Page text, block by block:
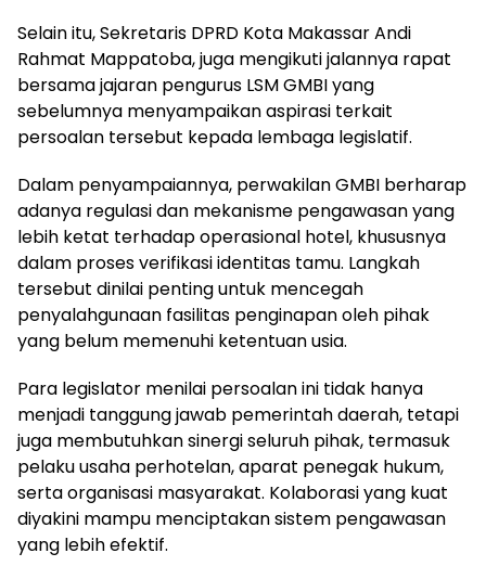
Selain itu, Sekretaris DPRD Kota Makassar Andi
Rahmat Mappatoba, juga mengikuti jalannya rapat
bersama jajaran pengurus LSM GMBI yang
sebelumnya menyampaikan aspirasi terkait
persoalan tersebut kepada lembaga legislatif.
Dalam penyampaiannya, perwakilan GMBI berharap
adanya regulasi dan mekanisme pengawasan yang
lebih ketat terhadap operasional hotel, khususnya
dalam proses verifikasi identitas tamu. Langkah
tersebut dinilai penting untuk mencegah
penyalahgunaan fasilitas penginapan oleh pihak
yang belum memenuhi ketentuan usia.
Para legislator menilai persoalan ini tidak hanya
menjadi tanggung jawab pemerintah daerah, tetapi
juga membutuhkan sinergi seluruh pihak, termasuk
pelaku usaha perhotelan, aparat penegak hukum,
serta organisasi masyarakat. Kolaborasi yang kuat
diyakini mampu menciptakan sistem pengawasan
yang lebih efektif.